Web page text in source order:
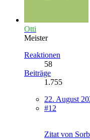
Otti
Meister
Reaktionen
58
Beiträge
1.755
22. August
#12
Zitat von